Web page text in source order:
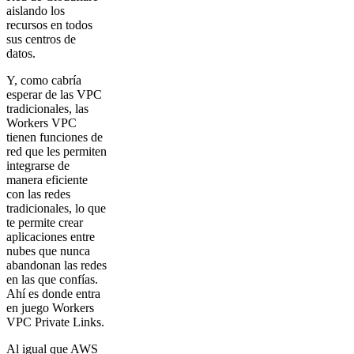
aislando los
recursos en todos
sus centros de
datos.
Y, como cabría
esperar de las VPC
tradicionales, las
Workers VPC
tienen funciones de
red que les permiten
integrarse de
manera eficiente
con las redes
tradicionales, lo que
te permite crear
aplicaciones entre
nubes que nunca
abandonan las redes
en las que confías.
Ahí es donde entra
en juego Workers
VPC Private Links.
Al igual que AWS